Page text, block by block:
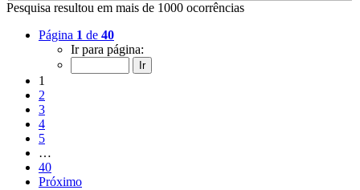
Pesquisa resultou em mais de 1000 ocorrências
Página 1 de 40
Ir para página:
1
2
3
4
5
…
40
Próximo